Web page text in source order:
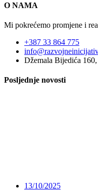
O NAMA
Mi pokrećemo promjene i
+387 33 864 775
Džemala Bijedića
Posljednje novosti
13/10/2025